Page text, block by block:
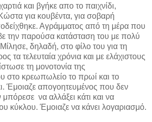
και βγήκε απο το παιχνίδι,
για κουβέντα, για σοβαρή
Αγράμματος από τη μέρα που
την παρούσα κατάσταση του με πολύ
δηλαδή, στο φίλο του για τη
τα τελευταία χρόνια και με ελάχιστους
τη μονοτονία της
στο κρεωπωλείο το πρωί και το
Έμοιαζε απογοητευμένος που δεν
μπόρεσε να αλλάξει κάτι και να
κύκλου. Έμοιαζε να κάνει λογαριασμό.